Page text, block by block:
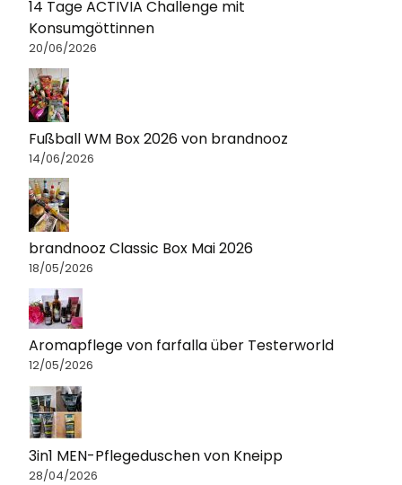
14 Tage ACTIVIA Challenge mit
Konsumgöttinnen
20/06/2026
Fußball WM Box 2026 von brandnooz
14/06/2026
brandnooz Classic Box Mai 2026
18/05/2026
Aromapflege von farfalla über Testerworld
12/05/2026
3in1 MEN-Pflegeduschen von Kneipp
28/04/2026